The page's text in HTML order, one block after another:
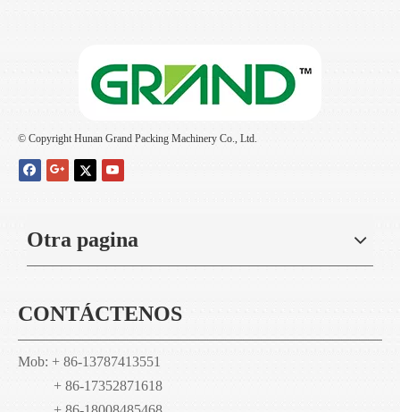
© Copyright Hunan Grand Packing Machinery Co., Ltd.
Otra pagina
CONTÁCTENOS
Mob: + 86-13787413551
+ 86-17352871618